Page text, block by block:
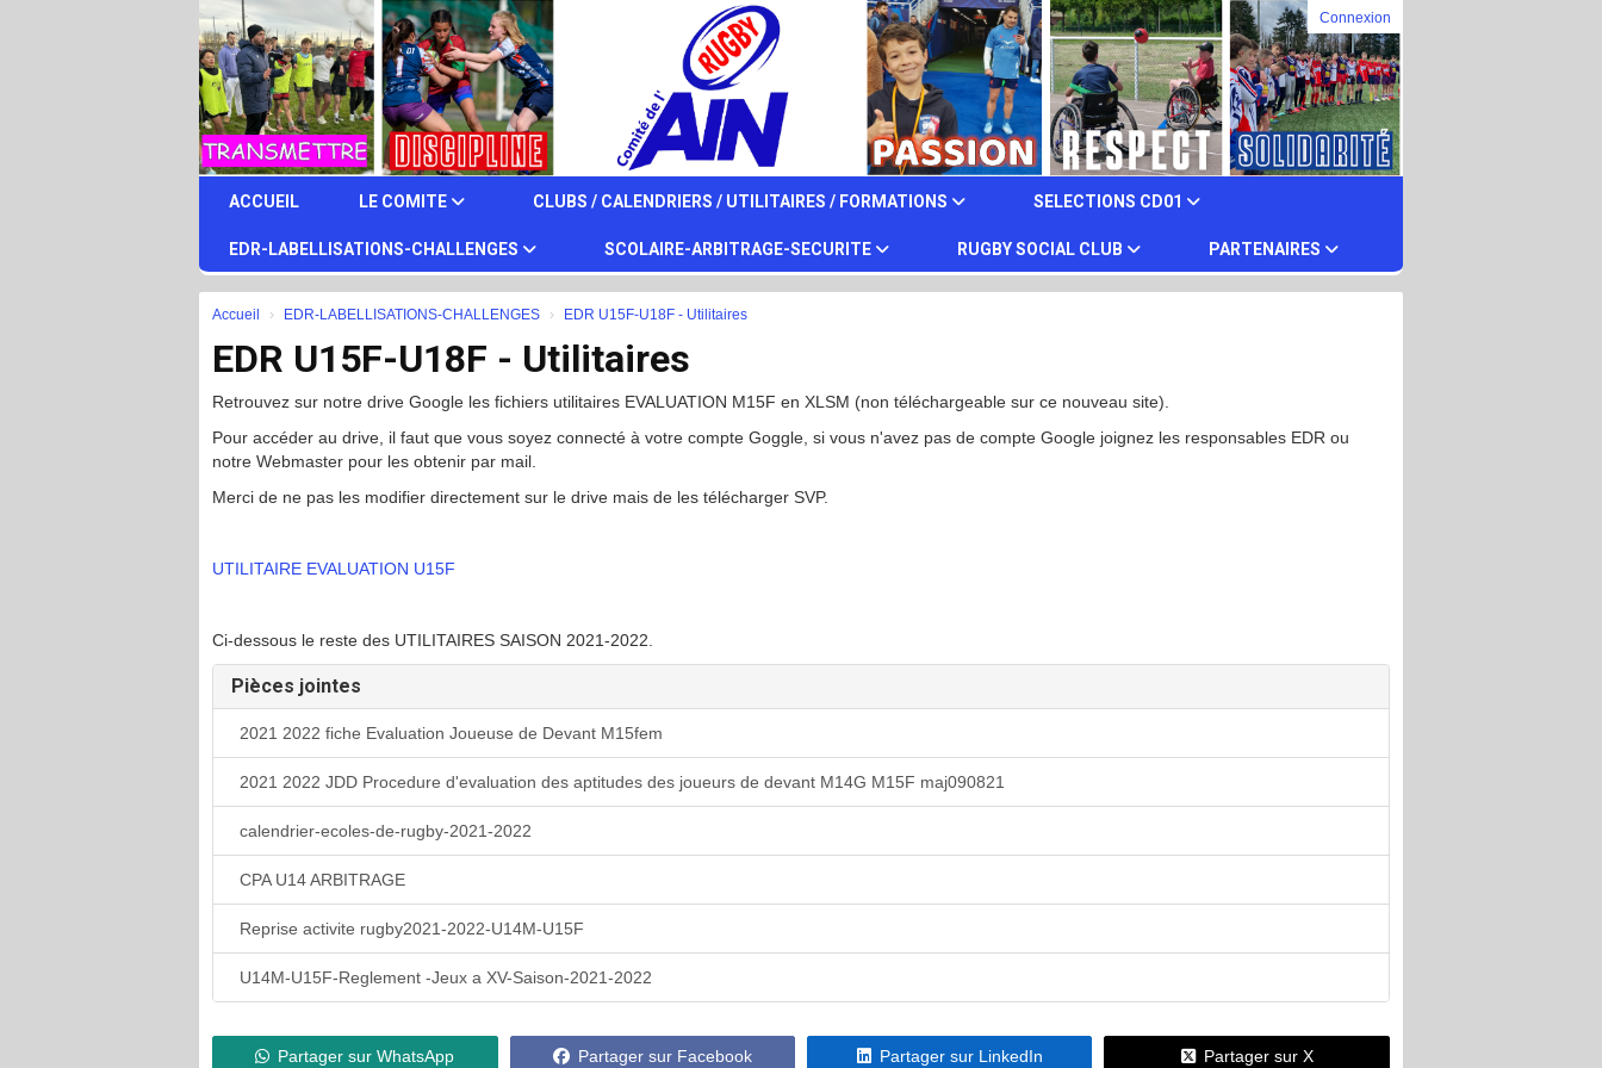
Connexion
ACCUEIL LE COMITE CLUBS / CALENDRIERS / UTILITAIRES / FORMATIONS SELECTIONS CD01
EDR-LABELLISATIONS-CHALLENGES SCOLAIRE-ARBITRAGE-SECURITE RUGBY SOCIAL CLUB PARTENAIRES
Accueil EDR-LABELLISATIONS-CHALLENGES EDR U15F-U18F - Utilitaires
EDR U15F-U18F - Utilitaires
Retrouvez sur notre drive Google les fichiers utilitaires EVALUATION M15F en XLSM (non téléchargeable sur ce nouveau site).
Pour accéder au drive, il faut que vous soyez connecté à votre compte Goggle, si vous n'avez pas de compte Google joignez les responsables EDR ou
notre Webmaster pour les obtenir par mail.
Merci de ne pas les modifier directement sur le drive mais de les télécharger SVP.
UTILITAIRE EVALUATION U15F
Ci-dessous le reste des UTILITAIRES SAISON 2021-2022.
Pièces jointes
2021 2022 fiche Evaluation Joueuse de Devant M15fem
2021 2022 JDD Procedure d'evaluation des aptitudes des joueurs de devant M14G M15F maj090821
calendrier-ecoles-de-rugby-2021-2022
CPA U14 ARBITRAGE
Reprise activite rugby2021-2022-U14M-U15F
U14M-U15F-Reglement -Jeux a XV-Saison-2021-2022
Partager sur WhatsApp Partager sur Facebook Partager sur LinkedIn Partager sur X
Panneau de gestion des cookies